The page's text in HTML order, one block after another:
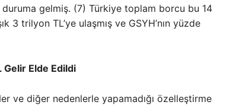
gelmiş. (7) Türkiye toplam borcu bu 14
3 trilyon TL’ye ulaşmış ve GSYH’nın yüzde
Elde Edildi
ve diğer nedenlerle yapamadığı özelleştirme